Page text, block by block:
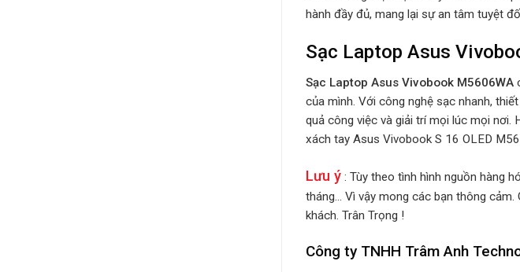
hành đầy đủ, mang lại sự an tâm tuyệt
Sạc Laptop Asus
Sạc Laptop Asus Vivobook M5606WA
của mình. Với công nghệ sạc nhanh,
quả công việc và giải trí mọi lúc mọi nơi.
xách tay Asus Vivobook S 16 OLED
Lưu ý : Tùy theo tình hình nguồn hàng
tháng… Vì vậy mong các bạn thông
khách. Trân Trọng !
Công ty TNHH Trâm Anh